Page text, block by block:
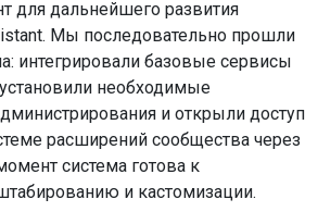
для дальнейшего развития
Мы последовательно прошли
интегрировали базовые сервисы
необходимые
и открыли доступ
расширений сообщества через
система готова к
и кастомизации.